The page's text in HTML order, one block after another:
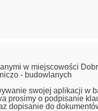
w miejscowości
- budowlanych
swojej aplikacji w
prosimy o podpisanie
dopisanie do